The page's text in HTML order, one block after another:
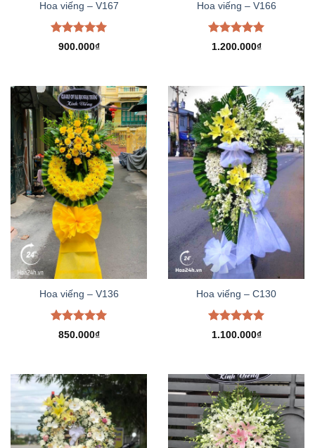
Hoa viếng – V167
Được xếp
900.000₫
Hoa viếng – V166
Được xếp
1.200.000₫
Hoa viếng – V136
Được xếp
850.000₫
Hoa viếng – C130
Được xếp
1.100.000₫